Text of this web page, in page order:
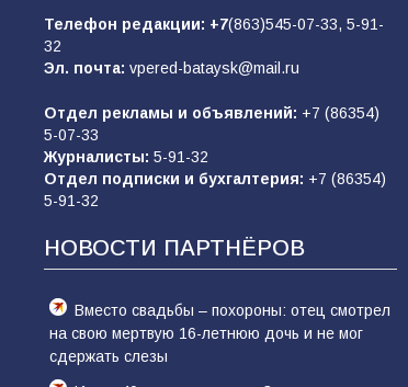
Телефон редакции: +7(863)545-07-33, 5-91-
32
Эл. почта: vpered-bataysk@mail.ru
Отдел рекламы и объявлений: +7 (86354)
5-07-33
Журналисты: 5-91-32
Отдел подписки и бухгалтерия: +7 (86354)
5-91-32
НОВОСТИ ПАРТНЁРОВ
Вместо свадьбы – похороны: отец смотрел
на свою мертвую 16-летнюю дочь и не мог
сдержать слезы